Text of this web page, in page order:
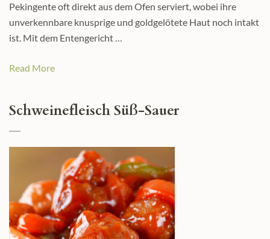
Pekingente oft direkt aus dem Ofen serviert, wobei ihre
unverkennbare knusprige und goldgelötete Haut noch intakt
ist. Mit dem Entengericht …
Read More
Schweinefleisch Süß-Sauer